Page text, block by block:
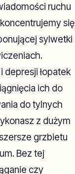
ruchu
koncentrujemy się
sylwetki
depresji łopatek
ich do
do tylnych
z dużym
grzbietu
Bez tej
czy